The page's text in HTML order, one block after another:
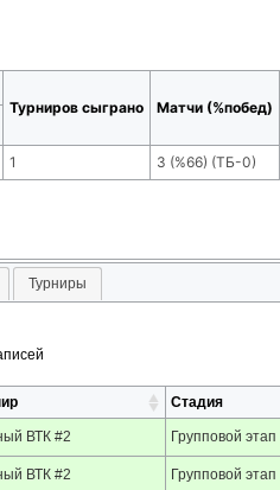
Турниров сыграно
Матчи (%побед)
1 3 (%66) (ТБ-0)
Турниры
Стадия
ВТК #2 Групповой этап
ВТК #2 Групповой этап